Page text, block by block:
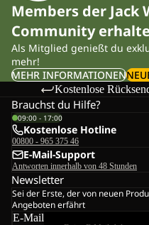
Members der Jack
Community
Als Mitglied genießt du
mehr!
MEHR INFORMATIONEN
Kostenlose
Brauchst du Hilfe?
09:00 - 17:00
Kostenlose Hotline
00800 - 965 375 46
E-Mail-Support
Antworten innerhalb von 48 Stunden
Newsletter
Sei der Erste, der von neuen
Angeboten erfährt
E-Mail